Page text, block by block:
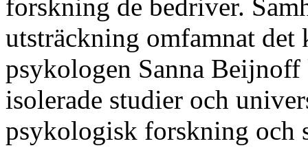
forskning de bedriver.
utsträckning omfamnat det
psykologen Sanna
isolerade studier och
psykologisk forskning och